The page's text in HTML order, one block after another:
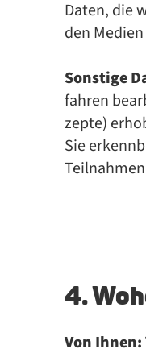
Da­ten, die
den
Sonstige
fah­ren
zep­te)
Sie
4.
Von Ihnen: